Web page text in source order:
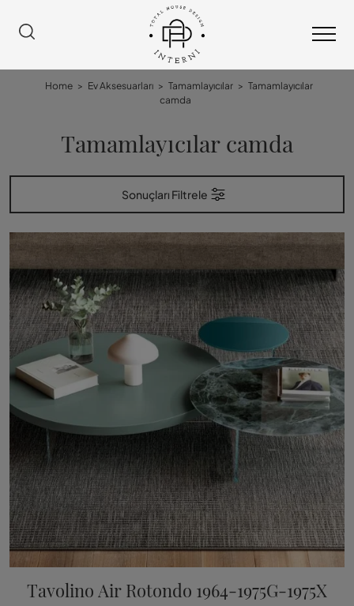
Home > Ev Aksesuarları > Tamamlayıcılar > Tamamlayıcılar
camda
Tamamlayıcılar camda
Sonuçları Filtrele
Tavolino Air Rotondo 1964-1975G-1975X